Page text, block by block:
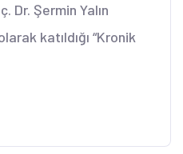
Dr. Şermin Yalın
katıldığı “Kronik